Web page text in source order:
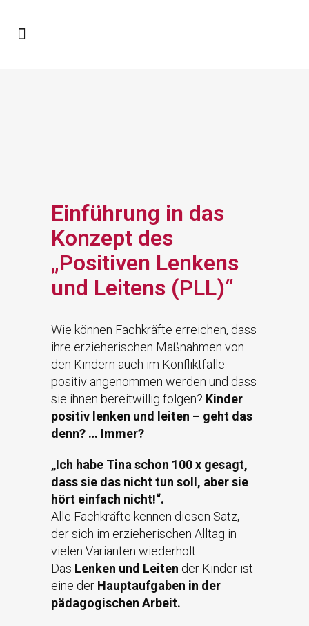
Einführung in das
Konzept des
„Positiven Lenkens
und Leitens (PLL)“
Wie können Fachkräfte erreichen, dass
ihre erzieherischen Maßnahmen von
den Kindern auch im Konfliktfalle
positiv angenommen werden und dass
sie ihnen bereitwillig folgen? Kinder
positiv lenken und leiten – geht das
denn? … Immer?
„Ich habe Tina schon 100 x gesagt,
dass sie das nicht tun soll, aber sie
hört einfach nicht!“.
Alle Fachkräfte kennen diesen Satz,
der sich im erzieherischen Alltag in
vielen Varianten wiederholt.
Das Lenken und Leiten der Kinder ist
eine der Hauptaufgaben in der
pädagogischen Arbeit.